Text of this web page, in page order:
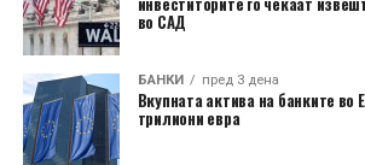
во САД
БАНКИ пред 3 дена
Вкупната актива на банките во
трилиони евра